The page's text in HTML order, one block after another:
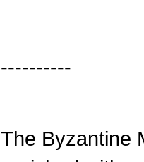
----------
The Byzantine